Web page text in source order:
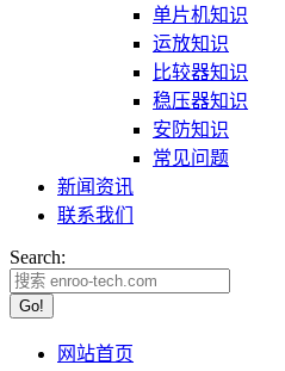
单片机知识
运放知识
比较器知识
稳压器知识
安防知识
常见问题
新闻资讯
联系我们
Search:
网站首页